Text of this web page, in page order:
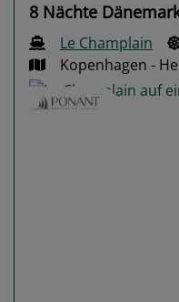
8 Nächte
Le Champlain
Kopenhagen -